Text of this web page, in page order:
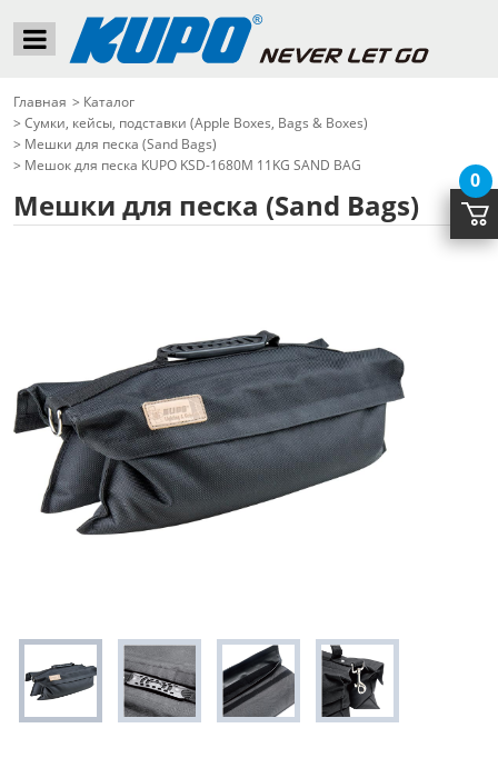
Главная > Каталог
> Сумки, кейсы, подставки (Apple Boxes, Bags & Boxes)
> Мешки для песка (Sand Bags)
> Мешок для песка KUPO KSD-1680M 11KG SAND BAG
Мешки для песка (Sand Bags)
0